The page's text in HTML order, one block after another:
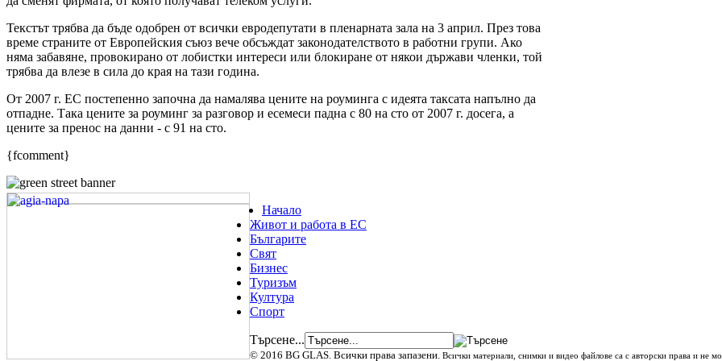
Текстът трябва да бъде одобрен от всички евродепутати в пленарната зала на 3 април. През това
време страните от Европейския съюз вече обсъждат законодателството в работни групи. Ако
няма забавяне, провокирано от лобистки интереси или блокиране от някои държави членки, той
трябва да влезе в сила до края на тази година.
От 2007 г. ЕС постепенно започна да намалява цените на роуминга с идеята таксата напълно да
отпадне. Така цените за роуминг за разговор и есемеси падна с 80 на сто от 2007 г. досега, а
цените за пренос на данни - с 91 на сто.
{fcomment}
Начало
Живот и работа в ЕС
Българите
Свят
Бизнес
Туризъм
Култура
Спорт
Търсене...
© 2016 BG GLAS. Всички права запазени. Всички материали, снимки и видео файлове са с авторски права и не